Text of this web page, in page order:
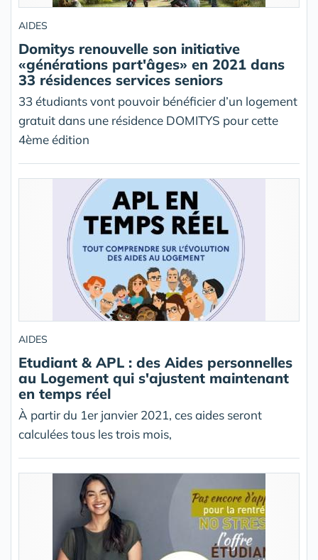
AIDES
Domitys renouvelle son initiative
«générations part'âges» en 2021 dans
33 résidences services seniors
33 étudiants vont pouvoir bénéficier d’un logement
gratuit dans une résidence DOMITYS pour cette
4ème édition
AIDES
Etudiant & APL : des Aides personnelles
au Logement qui s'ajustent maintenant
en temps réel
À partir du 1er janvier 2021, ces aides seront
calculées tous les trois mois,